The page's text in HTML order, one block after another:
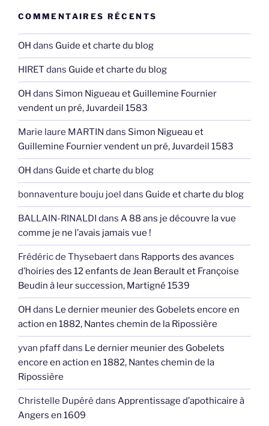
COMMENTAIRES RÉCENTS
OH dans Guide et charte du blog
HIRET dans Guide et charte du blog
OH dans Simon Nigueau et Guillemine Fournier
vendent un pré, Juvardeil 1583
Marie laure MARTIN dans Simon Nigueau et
Guillemine Fournier vendent un pré, Juvardeil 1583
OH dans Guide et charte du blog
bonnaventure bouju joel dans Guide et charte du blog
BALLAIN-RINALDI dans A 88 ans je découvre la vue
comme je ne l’avais jamais vue !
Frédéric de Thysebaertdans Rapports des avances
d’hoiries des 12 enfants de Jean Berault et Françoise
Beudin à leur succession, Martigné 1539
OH dans Le dernier meunier des Gobelets encore en
action en 1882, Nantes chemin de la Ripossière
yvan pfaffdans Le dernier meunier des Gobelets
encore en action en 1882, Nantes chemin de la
Ripossière
Christelle Dupéré dans Apprentissage d’apothicaire à
Angers en 1609